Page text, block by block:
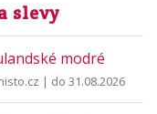
slevy
modré
| do 31.08.2026